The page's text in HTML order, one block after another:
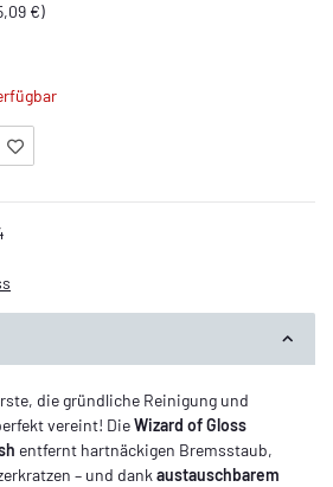
€)
die gründliche Reinigung und
vereint! DieWizard of Gloss
entfernt hartnäckigen Bremsstaub,
– und dank austauschbarem